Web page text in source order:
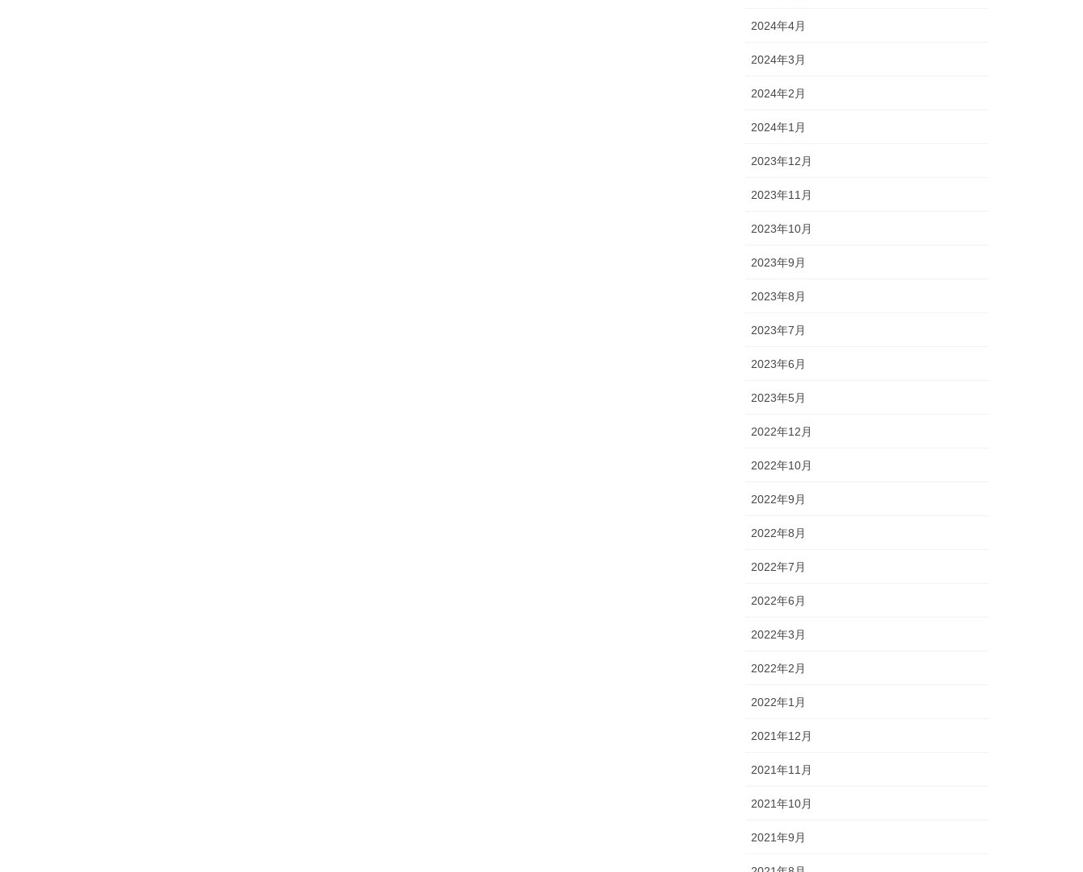
2024年4月
2024年3月
2024年2月
2024年1月
2023年12月
2023年11月
2023年10月
2023年9月
2023年8月
2023年7月
2023年6月
2023年5月
2022年12月
2022年10月
2022年9月
2022年8月
2022年7月
2022年6月
2022年3月
2022年2月
2022年1月
2021年12月
2021年11月
2021年10月
2021年9月